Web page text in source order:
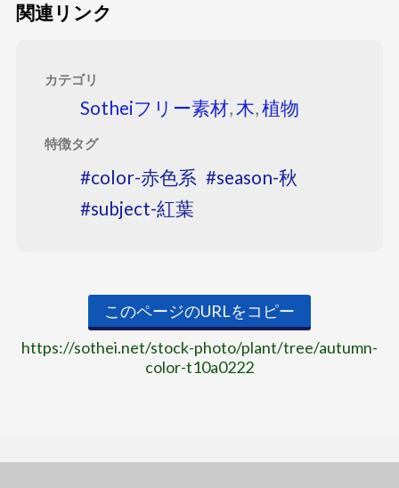
関連リンク
カテゴリ
Sotheiフリー素材, 木,植物
特徴タグ
color-赤色系
season-秋
subject-紅葉
このページのURLをコピー
https://sothei.net/stock-photo/plant/tree/autumn-
color-t10a0222